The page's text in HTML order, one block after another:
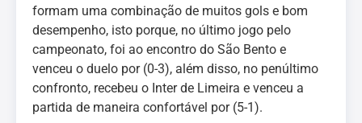
formam uma combinação de muitos gols e bom
desempenho, isto porque, no último jogo pelo
campeonato, foi ao encontro do São Bento e
venceu o duelo por (0-3), além disso, no penúltimo
confronto, recebeu o Inter de Limeira e venceu a
partida de maneira confortável por (5-1).